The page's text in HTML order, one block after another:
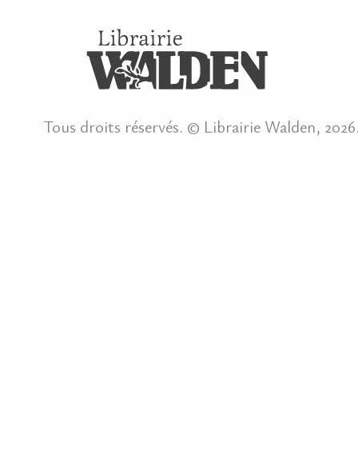
Tous droits réservés. © Librairie Walden,